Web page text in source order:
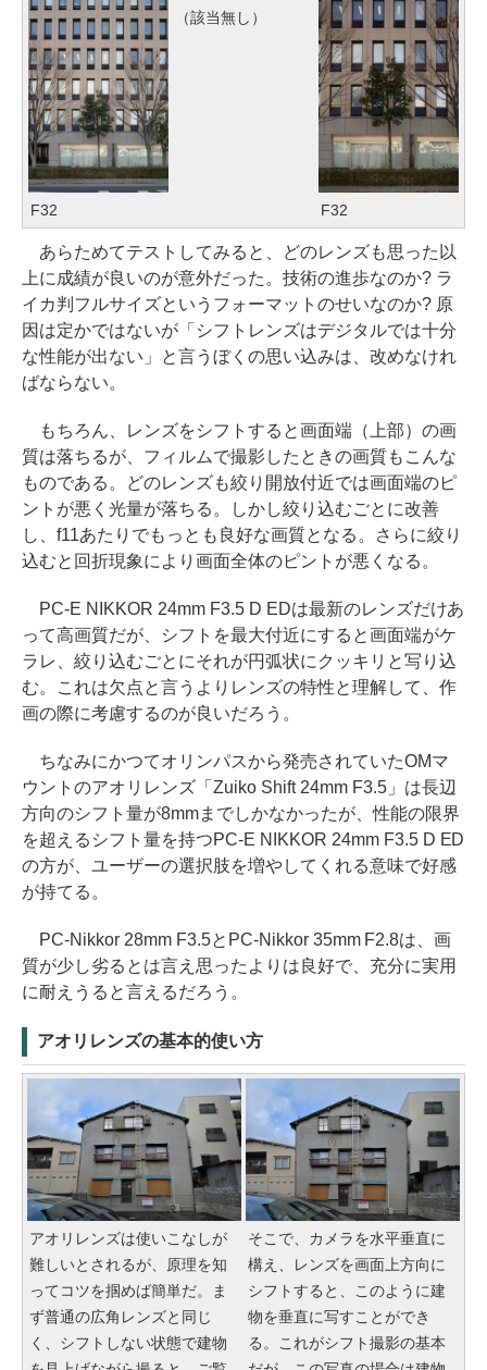
F32
（該当無し）
F32
あらためてテストしてみると、どのレンズも思った以
上に成績が良いのが意外だった。技術の進歩なのか? ラ
イカ判フルサイズというフォーマットのせいなのか? 原
因は定かではないが「シフトレンズはデジタルでは十分
な性能が出ない」と言うぼくの思い込みは、改めなけれ
ばならない。
もちろん、レンズをシフトすると画面端（上部）の画
質は落ちるが、フィルムで撮影したときの画質もこんな
ものである。どのレンズも絞り開放付近では画面端のピ
ントが悪く光量が落ちる。しかし絞り込むごとに改善
し、f11あたりでもっとも良好な画質となる。さらに絞り
込むと回折現象により画面全体のピントが悪くなる。
PC-E NIKKOR 24mm F3.5 D EDは最新のレンズだけあ
って高画質だが、シフトを最大付近にすると画面端がケ
ラレ、絞り込むごとにそれが円弧状にクッキリと写り込
む。これは欠点と言うよりレンズの特性と理解して、作
画の際に考慮するのが良いだろう。
ちなみにかつてオリンパスから発売されていたOMマ
ウントのアオリレンズ「Zuiko Shift 24mm F3.5」は長辺
方向のシフト量が8mmまでしかなかったが、性能の限界
を超えるシフト量を持つPC-E NIKKOR 24mm F3.5 D ED
の方が、ユーザーの選択肢を増やしてくれる意味で好感
が持てる。
PC-Nikkor 28mm F3.5とPC-Nikkor 35mm F2.8は、画
質が少し劣るとは言え思ったよりは良好で、充分に実用
に耐えうると言えるだろう。
アオリレンズの基本的使い方
アオリレンズは使いこなしが
難しいとされるが、原理を知
ってコツを掴めば簡単だ。ま
ず普通の広角レンズと同じ
く、シフトしない状態で建物
そこで、カメラを水平垂直に
構え、レンズを画面上方向に
シフトすると、このように建
物を垂直に写すことができ
る。これがシフト撮影の基本